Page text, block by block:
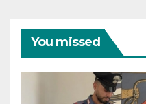
You missed